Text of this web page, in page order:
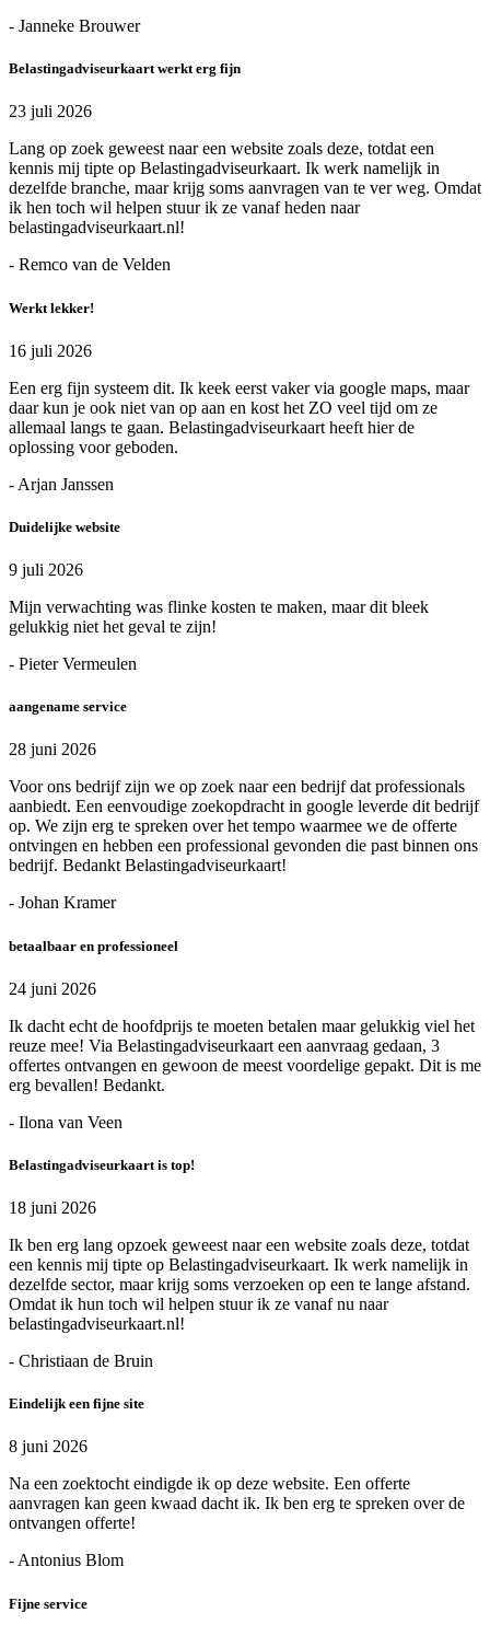
- Janneke Brouwer
Belastingadviseurkaart werkt erg fijn
23 juli 2026
Lang op zoek geweest naar een website zoals deze, totdat een
kennis mij tipte op Belastingadviseurkaart. Ik werk namelijk in
dezelfde branche, maar krijg soms aanvragen van te ver weg. Omdat
ik hen toch wil helpen stuur ik ze vanaf heden naar
belastingadviseurkaart.nl!
- Remco van de Velden
Werkt lekker!
16 juli 2026
Een erg fijn systeem dit. Ik keek eerst vaker via google maps, maar
daar kun je ook niet van op aan en kost het ZO veel tijd om ze
allemaal langs te gaan. Belastingadviseurkaart heeft hier de
oplossing voor geboden.
- Arjan Janssen
Duidelijke website
9 juli 2026
Mijn verwachting was flinke kosten te maken, maar dit bleek
gelukkig niet het geval te zijn!
- Pieter Vermeulen
aangename service
28 juni 2026
Voor ons bedrijf zijn we op zoek naar een bedrijf dat professionals
aanbiedt. Een eenvoudige zoekopdracht in google leverde dit bedrijf
op. We zijn erg te spreken over het tempo waarmee we de offerte
ontvingen en hebben een professional gevonden die past binnen ons
bedrijf. Bedankt Belastingadviseurkaart!
- Johan Kramer
betaalbaar en professioneel
24 juni 2026
Ik dacht echt de hoofdprijs te moeten betalen maar gelukkig viel het
reuze mee! Via Belastingadviseurkaart een aanvraag gedaan, 3
offertes ontvangen en gewoon de meest voordelige gepakt. Dit is me
erg bevallen! Bedankt.
- Ilona van Veen
Belastingadviseurkaart is top!
18 juni 2026
Ik ben erg lang opzoek geweest naar een website zoals deze, totdat
een kennis mij tipte op Belastingadviseurkaart. Ik werk namelijk in
dezelfde sector, maar krijg soms verzoeken op een te lange afstand.
Omdat ik hun toch wil helpen stuur ik ze vanaf nu naar
belastingadviseurkaart.nl!
- Christiaan de Bruin
Eindelijk een fijne site
8 juni 2026
Na een zoektocht eindigde ik op deze website. Een offerte
aanvragen kan geen kwaad dacht ik. Ik ben erg te spreken over de
ontvangen offerte!
- Antonius Blom
Fijne service